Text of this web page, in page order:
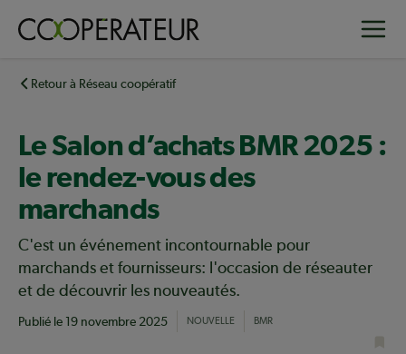
principalRetour à Réseau coopératif
Le Salon d’achats BMR 2025 :
le rendez-vous des
marchands
C'est un événement incontournable pour
marchands et fournisseurs: l'occasion de réseauter
et de découvrir les nouveautés.
Publié le 19 novembre 2025 NOUVELLE BMR